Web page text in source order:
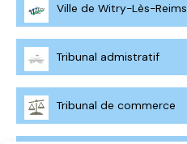
Ville de Witry-Lès-Reims
Tribunal admistratif
Tribunal de commerce